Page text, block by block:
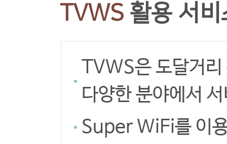
TVWS 활용 서비
TVWS은 도달거리
다양한 분야에서
Super WiFi를 이